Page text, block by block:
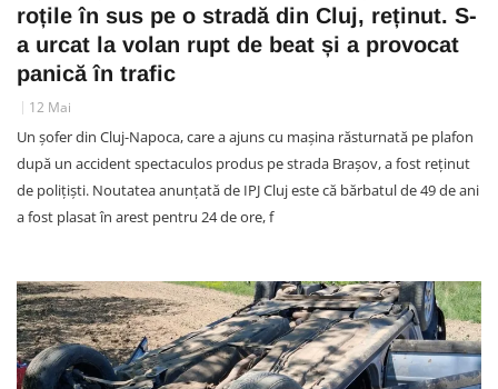
roțile în sus pe o stradă din Cluj, reținut. S-
a urcat la volan rupt de beat și a provocat
panică în trafic
12 Mai
Un șofer din Cluj-Napoca, care a ajuns cu mașina răsturnată pe plafon
după un accident spectaculos produs pe strada Brașov, a fost reținut
de polițiști. Noutatea anunțată de IPJ Cluj este că bărbatul de 49 de ani
a fost plasat în arest pentru 24 de ore, f